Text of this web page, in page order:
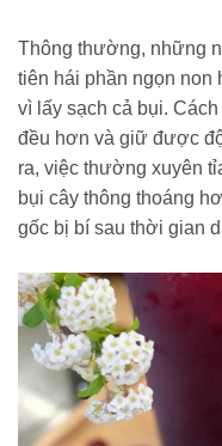
Thông thường, những
tiên hái phần ngọn non
vì lấy sạch cả bụi.
đều hơn và giữ được
ra, việc thường xuyên
bụi cây thông thoáng
gốc bị bí sau thời gian